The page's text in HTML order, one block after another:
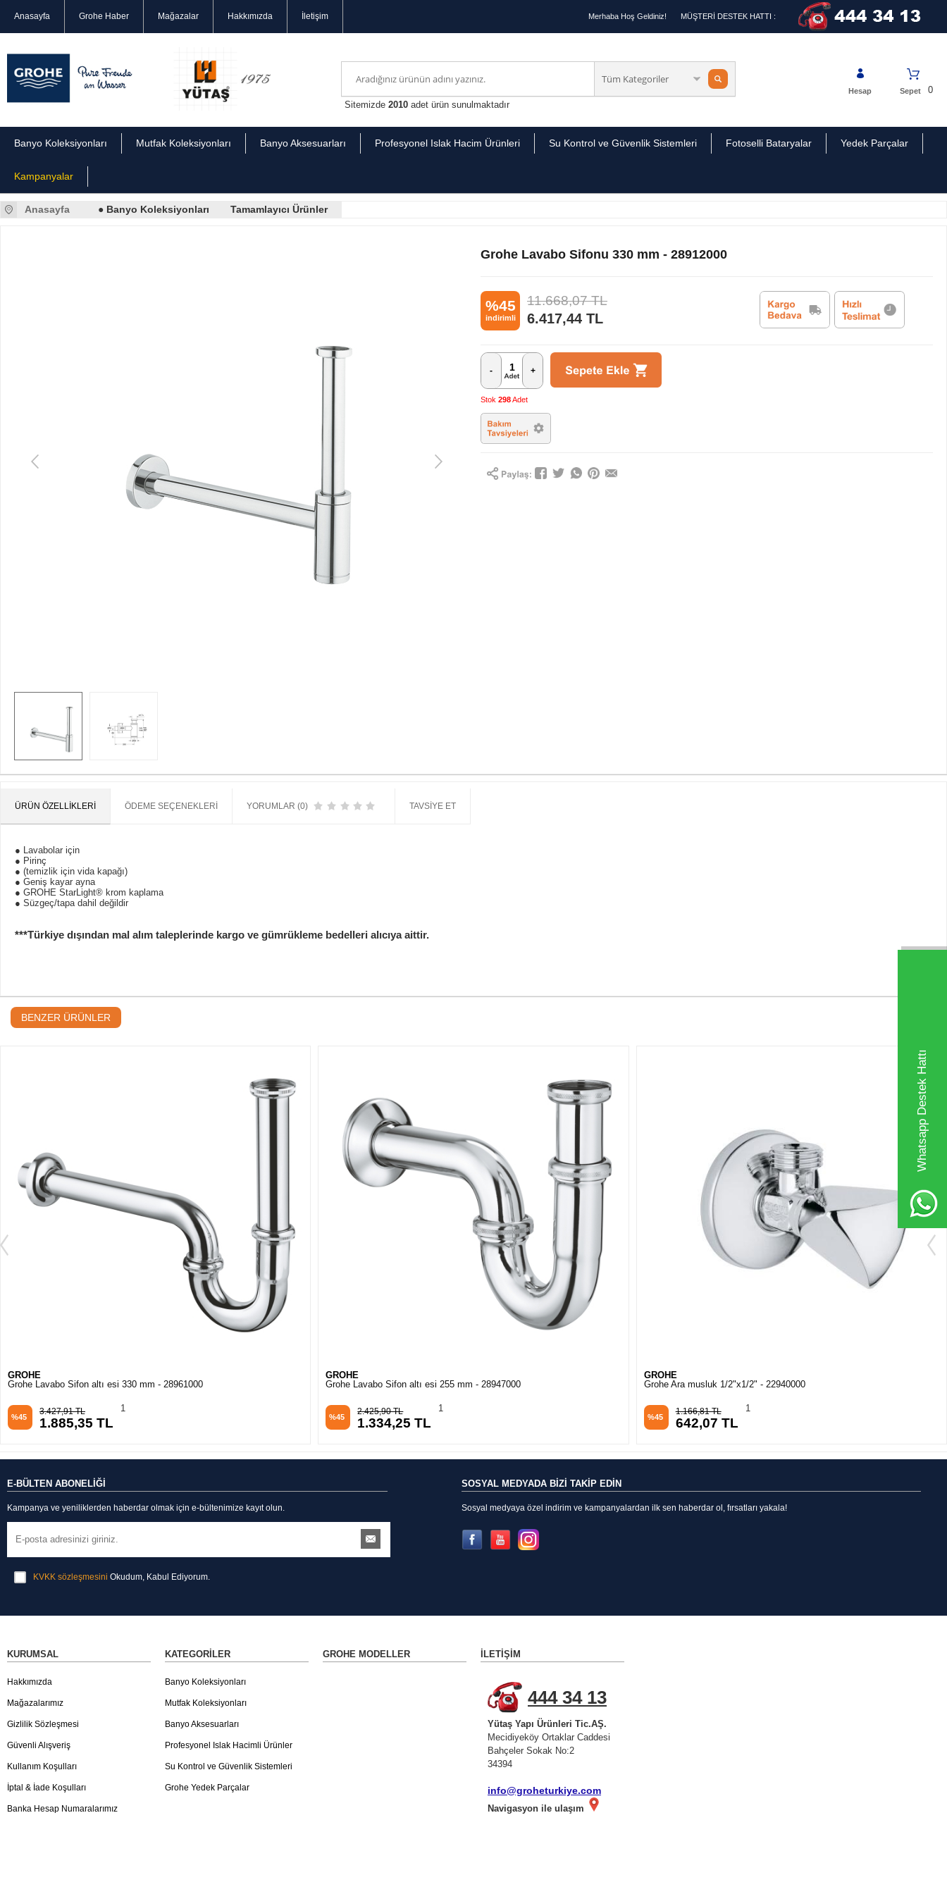
Whatsapp Destek Hattı
Anasayfa Grohe Haber Mağazalar Hakkımızda İletişim Merhaba Hoş Geldiniz! MÜŞTERİ DESTEK HATTI :
0
Sepet
Hesap
Sitemizde2010 adet ürün sunulmaktadır
Banyo Koleksiyonları Mutfak Koleksiyonları Banyo Aksesuarları Profesyonel Islak Hacim Ürünleri Su Kontrol ve Güvenlik Sistemleri Fotoselli Bataryalar Yedek Parçalar
Kampanyalar
Anasayfa ● Banyo Koleksiyonları Tamamlayıcı Ürünler
Grohe Lavabo Sifonu 330 mm - 28912000
%45
indirimli
11.668,07TL
6.417,44 TL
- +
Stok 298Adet
ÜRÜN ÖZELLIKLERI ÖDEME SEÇENEKLERI YORUMLAR (0) TAVSIYE ET
● Lavabolar için
● Pirinç
● (temizlik için vida kapağı)
● Geniş kayar ayna
● GROHE StarLight® krom kaplama
● Süzgeç/tapa dahil değildir
***Türkiye dışından mal alım taleplerinde kargo ve gümrükleme bedelleri alıcıya aittir.
BENZER ÜRÜNLER
GROHE
Grohe Lavabo Sifon altı esi 330 mm - 28961000
%45
3.427,91 TL
1.885,35 TL
1
GROHE
Grohe Lavabo Sifon altı esi 255 mm - 28947000
%45
2.425,90 TL
1.334,25 TL
1
GROHE
Grohe Ara musluk 1/2"x1/2" - 22940000
%45
1.166,81 TL
642,07 TL
1
E-BÜLTEN ABONELİĞİ
Kampanya ve yeniliklerden haberdar olmak için e-bültenimize kayıt olun.
KVKK sözleşmesini Okudum, Kabul Ediyorum.
SOSYAL MEDYADA BİZİ TAKİP EDİN
Sosyal medyaya özel indirim ve kampanyalardan ilk sen haberdar ol, fırsatları yakala!
KURUMSAL
Hakkımızda
Mağazalarımız
Gizlilik Sözleşmesi
Güvenli Alışveriş
Kullanım Koşulları
İptal & İade Koşulları
Banka Hesap Numaralarımız
KATEGORILER
Banyo Koleksiyonları
Mutfak Koleksiyonları
Banyo Aksesuarları
Profesyonel Islak Hacimli Ürünler
Su Kontrol ve Güvenlik Sistemleri
Grohe Yedek Parçalar
GROHE MODELLER İLETIŞIM
444 34 13
Yütaş Yapı Ürünleri Tic.AŞ.
Mecidiyeköy Ortaklar Caddesi
Bahçeler Sokak No:2
34394
info@groheturkiye.com
Navigasyon ile ulaşım